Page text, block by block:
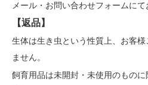
メール・お問い合わせフォームにて
【返品】
生体は生き虫という性質上、お客
ません。
飼育用品は未開封・未使用のものに